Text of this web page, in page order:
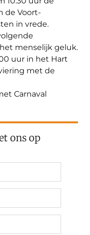
de Voort-
in vrede.
menselijk geluk.
uur in het Hart
met de
Carnaval
ons op